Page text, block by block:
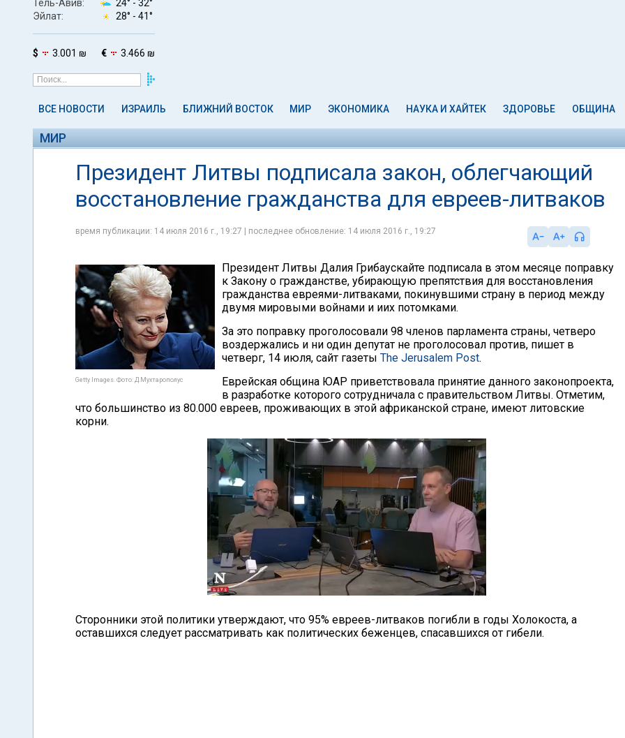
Тель-Авив:
24° - 32°
Эйлат:
28° - 41°
$ 3.001 ₪ € 3.466 ₪
ВСЕ НОВОСТИ ИЗРАИЛЬ БЛИЖНИЙ ВОСТОК МИР ЭКОНОМИКА НАУКА И ХАЙТЕК ЗДОРОВЬЕ ОБЩИНА
МИР
Президент Литвы подписала закон, облегчающий
восстановление гражданства для евреев-литваков
время публикации: 14 июля 2016 г., 19:27 | последнее обновление: 14 июля 2016 г., 19:27
Getty Images. Фото: Д.Мухтарополус
Президент Литвы Далия Грибаускайте подписала в этом месяце поправку
к Закону о гражданстве, убирающую препятствия для восстановления
гражданства евреями-литваками, покинувшими страну в период между
двумя мировыми войнами и иих потомками.
За это поправку проголосовали 98 членов парламента страны, четверо
воздержались и ни один депутат не проголосовал против, пишет в
четверг, 14 июля, сайт газеты The Jerusalem Post.
Еврейская община ЮАР приветствовала принятие данного законопроекта,
в разработке которого сотрудничала с правительством Литвы. Отметим,
что большинство из 80.000 евреев, проживающих в этой африканской стране, имеют литовские
корни.
Сторонники этой политики утверждают, что 95% евреев-литваков погибли в годы Холокоста, а
оставшихся следует рассматривать как политических беженцев, спасавшихся от гибели.